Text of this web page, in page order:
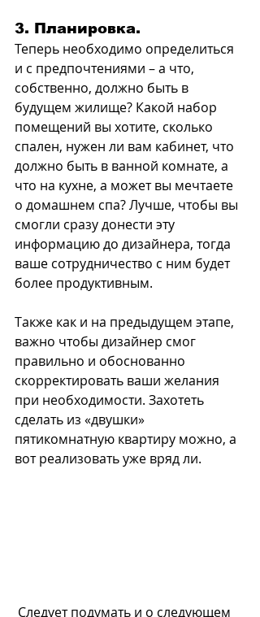
3. Планировка.
Теперь необходимо определиться
и с предпочтениями – а что,
собственно, должно быть в
будущем жилище? Какой набор
помещений вы хотите, сколько
спален, нужен ли вам кабинет, что
должно быть в ванной комнате, а
что на кухне, а может вы мечтаете
о домашнем спа? Лучше, чтобы вы
смогли сразу донести эту
информацию до дизайнера, тогда
ваше сотрудничество с ним будет
более продуктивным.
Также как и на предыдущем этапе,
важно чтобы дизайнер смог
правильно и обоснованно
скорректировать ваши желания
при необходимости. Захотеть
сделать из «двушки»
пятикомнатную квартиру можно, а
вот реализовать уже вряд ли.